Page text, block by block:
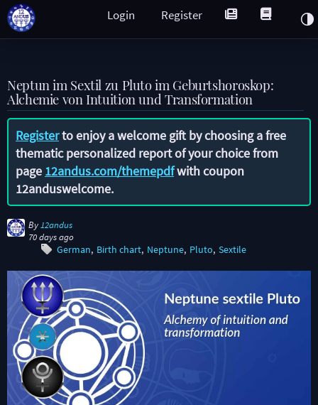
Register
Login
Neptun im Sextil zu Pluto im Geburtshoroskop:
Alchemie von Intuition und Transformation
Registerto enjoy a welcome gift by choosing a free
thematic personalized report of your choice from
page 12andus.com/themepdfwith coupon
12anduswelcome.
By 12andus
70 days ago
German Birth chart Neptune Pluto Sextile